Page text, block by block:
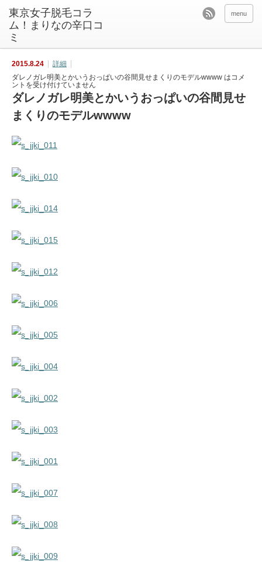
東京女子脱毛コラ
ム！まりなの辛口コ
ミ
menu
2015.8.24
詳細
ダレノガレ明美とかいうおっぱいの谷間見せまくりのモデルwwww はコメ
ントを受け付けていません
ダレノガレ明美とかいうおっぱいの谷間見せ
まくりのモデルwwww